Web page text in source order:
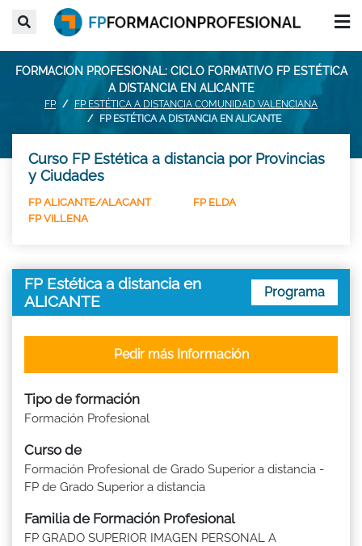
FORMACION PROFESIONAL: CICLO FORMATIVO FP ESTÉTICA
A DISTANCIA EN ALICANTE
FP
FP ESTÉTICA A DISTANCIA COMUNIDAD VALENCIANA
FP ESTÉTICA A DISTANCIA EN ALICANTE
Curso FP Estética a distancia por Provincias
y Ciudades
FP ALICANTE/ALACANT
FP ELDA
FP VILLENA
FP Estética a distancia en
ALICANTE
Programa
Tipo de formación
Formación Profesional
Curso de
Formación Profesional de Grado Superior a distancia -
FP de Grado Superior a distancia
Familia de Formación Profesional
FP GRADO SUPERIOR IMAGEN PERSONAL A
Pedir más Información